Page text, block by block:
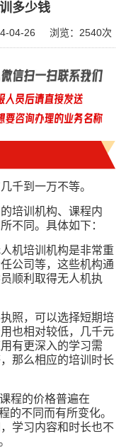
多少钱
04-26 浏览： 2540次
千到一万不等。
培训机构、课程内
不同。具体如下：
机培训机构是非常重
公司等，这些机构通
顺利取得无人机执
照，可以选择短期培
也相对较低，几千元
有更深入的学习需
那么相应的培训时长
程的价格普遍在
的不同而有所变化。
学习内容和时长也不